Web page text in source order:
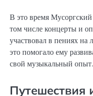
В это время
том числе концерты и
участвовал в пениях на
это помогало ему
свой музыкальный опыт.
Путешествия